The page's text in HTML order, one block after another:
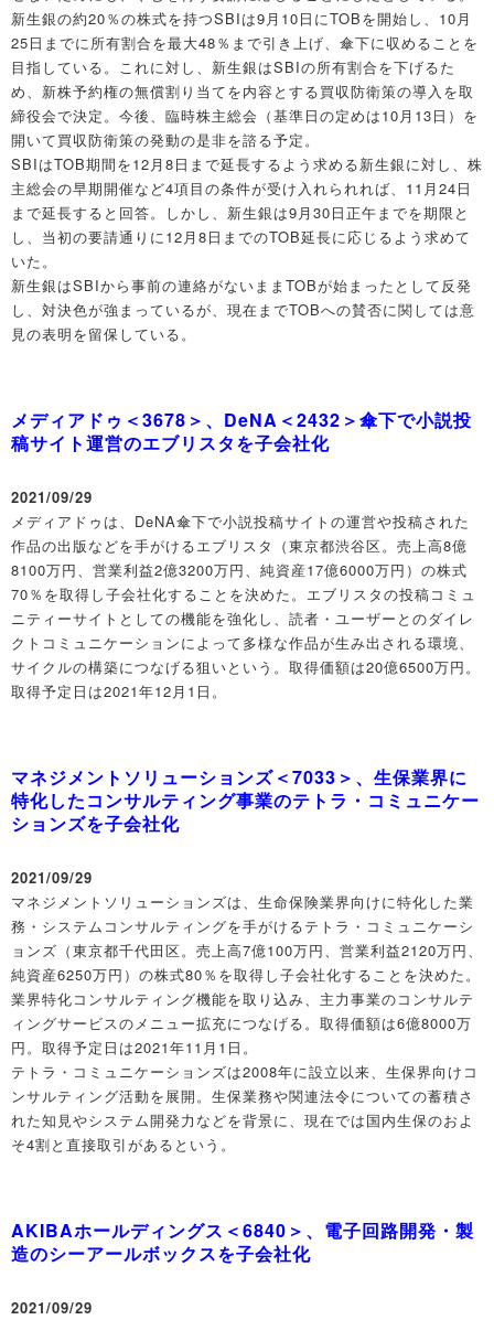
新生銀の約20％の株式を持つSBIは9月10日にTOBを開始し、10月
25日までに所有割合を最大48％まで引き上げ、傘下に収めることを
目指している。これに対し、新生銀はSBIの所有割合を下げるた
め、新株予約権の無償割り当てを内容とする買収防衛策の導入を取
締役会で決定。今後、臨時株主総会（基準日の定めは10月13日）を
開いて買収防衛策の発動の是非を諮る予定。
SBIはTOB期間を12月8日まで延長するよう求める新生銀に対し、株
主総会の早期開催など4項目の条件が受け入れられれば、11月24日
まで延長すると回答。しかし、新生銀は9月30日正午までを期限と
し、当初の要請通りに12月8日までのTOB延長に応じるよう求めて
いた。
新生銀はSBIから事前の連絡がないままTOBが始まったとして反発
し、対決色が強まっているが、現在までTOBへの賛否に関しては意
見の表明を留保している。
メディアドゥ＜3678＞、DeNA＜2432＞傘下で小説投
稿サイト運営のエブリスタを子会社化
2021/09/29
メディアドゥは、DeNA傘下で小説投稿サイトの運営や投稿された
作品の出版などを手がけるエブリスタ（東京都渋谷区。売上高8億
8100万円、営業利益2億3200万円、純資産17億6000万円）の株式
70％を取得し子会社化することを決めた。エブリスタの投稿コミュ
ニティーサイトとしての機能を強化し、読者・ユーザーとのダイレ
クトコミュニケーションによって多様な作品が生み出される環境、
サイクルの構築につなげる狙いという。取得価額は20億6500万円。
取得予定日は2021年12月1日。
マネジメントソリューションズ＜7033＞、生保業界に
特化したコンサルティング事業のテトラ・コミュニケー
ションズを子会社化
2021/09/29
マネジメントソリューションズは、生命保険業界向けに特化した業
務・システムコンサルティングを手がけるテトラ・コミュニケーシ
ョンズ（東京都千代田区。売上高7億100万円、営業利益2120万円、
純資産6250万円）の株式80％を取得し子会社化することを決めた。
業界特化コンサルティング機能を取り込み、主力事業のコンサルテ
ィングサービスのメニュー拡充につなげる。取得価額は6億8000万
円。取得予定日は2021年11月1日。
テトラ・コミュニケーションズは2008年に設立以来、生保界向けコ
ンサルティング活動を展開。生保業務や関連法令についての蓄積さ
れた知見やシステム開発力などを背景に、現在では国内生保のおよ
そ4割と直接取引があるという。
AKIBAホールディングス＜6840＞、電子回路開発・製
造のシーアールボックスを子会社化
2021/09/29